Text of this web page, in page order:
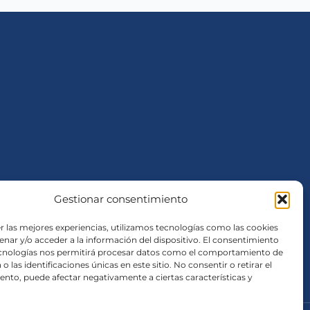
Gestionar consentimiento
las mejores experiencias, utilizamos tecnologías como las cookies
y/o acceder a la información del dispositivo. El consentimiento
nos permitirá procesar datos como el comportamiento de
o las identificaciones únicas en este sitio. No consentir o retirar el
puede afectar negativamente a ciertas características y